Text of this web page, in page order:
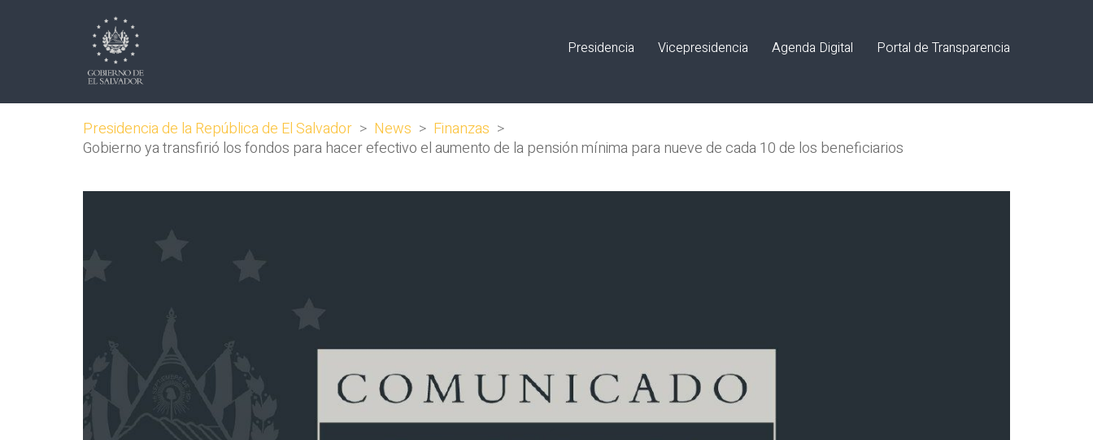
Presidencia Vicepresidencia Agenda Digital Portal de Transparencia
Presidencia de la República de El Salvador > News > Finanzas >
Gobierno ya transfirió los fondos para hacer efectivo el aumento de la pensión mínima para nueve de cada 10 de los beneficiarios